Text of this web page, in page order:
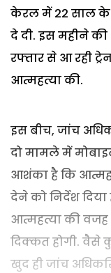
केरल में 22 साल
दे दी. इस महीने
रफ्तार से आ रही
आत्महत्या की.
इस बीच, जांच
दो मामले में
आशंका है कि
देने को निर्देश
आत्महत्या की
दिक्कत होगी. वैसे
खुद ही जांच